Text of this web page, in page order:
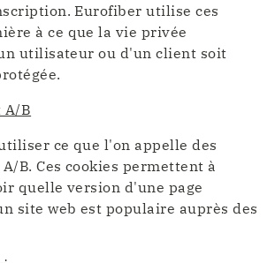
Eurofiber utilise ces
à ce que la vie privée
utilisateur ou d'un client soit
A/B
ce que l'on appelle des
B. Ces cookies permettent à
quelle version d'une page
site web est populaire auprès des